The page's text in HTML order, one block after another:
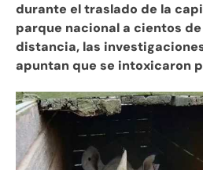
durante el traslado de la
parque nacional a cientos
distancia, las
apuntan que se intoxicaron